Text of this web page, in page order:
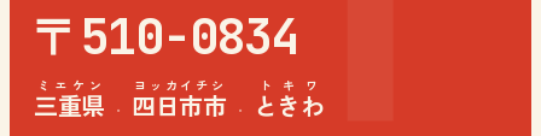
〒510-0834
三重県
ミエケン
· 四日市市
ヨッカイチシ
· ときわ
トキワ